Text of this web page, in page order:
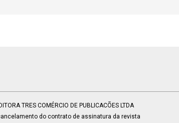
TRES COMÉRCIO DE PUBLICACÕES LTDA
do contrato de assinatura da revista